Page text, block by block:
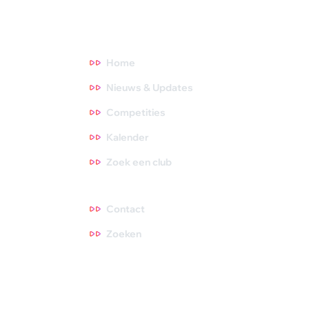
Home
Nieuws & Updates
Competities
Kalender
Zoek een club
Contact
Zoeken